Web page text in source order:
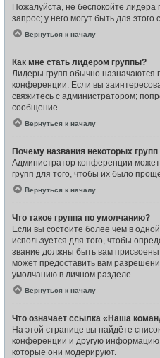
Пожалуйста, не беспокойте лидера
запрос; у него могут быть для этого
Вернуться к началу
Как мне стать лидером группы?
Лидеры групп обычно назначаются
конференции. Если вы
свяжитесь с администратором;
сообщение.
Вернуться к началу
Почему названия некоторых
Администратор конференции может
групп для того, чтобы их было проще
Вернуться к началу
Что такое группа по умолчанию?
Если вы состоите более чем в
используется для того, чтобы
звание должны быть вам
может предоставить вам
умолчанию в личном разделе.
Вернуться к началу
Что означает ссылка «Наша
На этой странице вы найдёте
конференции и другую
которые они модерируют.